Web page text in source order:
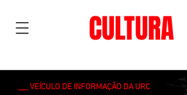
CULTURA
___ VEÍCULO DE INFORMAÇÃO DA URC